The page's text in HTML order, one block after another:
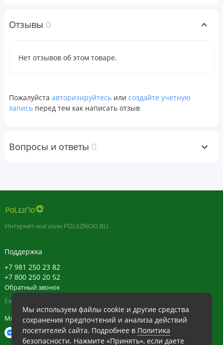
проконсультируйтесь с врачом. Хранить в недоступном
После приема валерианы не следует управлять
Силикагель нельзя употреблять в пищу. Хранить во
флаконе.
Размер порции:2
капсулы
Порций в
Валериана (Valeriana
officinalis) (корень)
1 г (1000 мг) †
Отзывы 0
Нет отзывов об этом товаре.
Пожалуйста авторизируйтесь или создайте учетную
запись перед тем как написать отзыв
Вопросы и ответы 0
Мы используем файлы cookie и другие средства
сохранения предпочтений и анализа действий
посетителей сайта. Подробнее в Политика
безопасности. Нажмите «Принять», если даете
Интернет-магазин POLEZNOO.RU
Поддержка
+7 981 250 23 82
+7 800 250 20 52
Обратный звонок
Ежедневно в будние с 11:30 до 20:30, в выходные с 11:30 до 19:30
Мы в сети